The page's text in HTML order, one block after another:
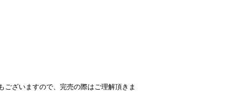
ざいますので、完売の際はご理解頂きま